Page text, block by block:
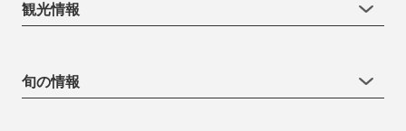
観光情報
旬の情報